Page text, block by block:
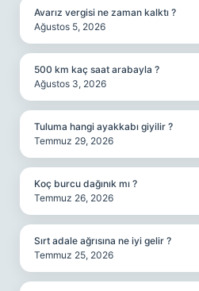
Avarız vergisi ne zaman kalktı ?
Ağustos 5, 2026
500 km kaç saat arabayla ?
Ağustos 3, 2026
Tuluma hangi ayakkabı giyilir ?
Temmuz 29, 2026
Koç burcu dağınık mı ?
Temmuz 26, 2026
Sırt adale ağrısına ne iyi gelir ?
Temmuz 25, 2026